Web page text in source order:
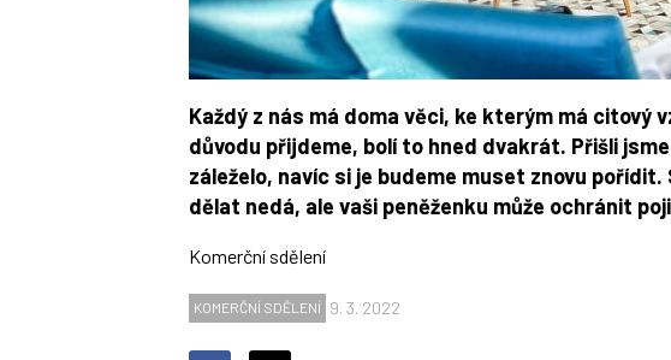
Každý z nás má doma věci, ke kterým má citový
důvodu přijdeme, bolí to hned dvakrát. Přišli
záleželo, navíc si je budeme muset znovu
dělat nedá, ale vaši peněženku může ochránit
Komerční sdělení
KOMERČNÍ SDĚLENÍ 9. 3. 2022